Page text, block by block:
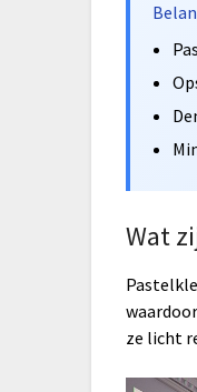
Wat
ze licht